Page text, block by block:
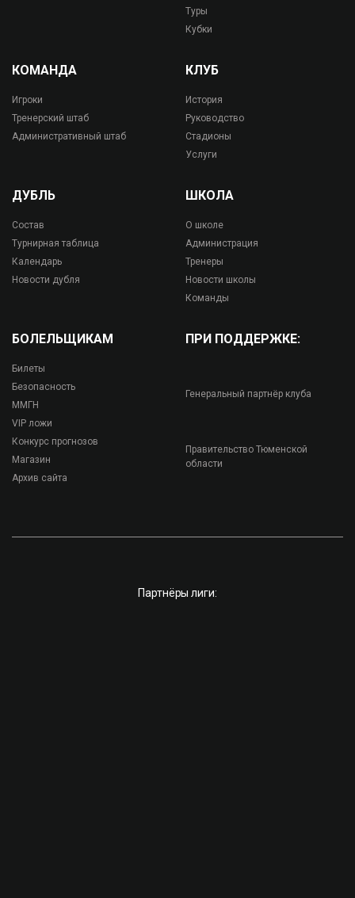
Туры
Кубки
КОМАНДА
Игроки
Тренерский штаб
Административный штаб
КЛУБ
История
Руководство
Стадионы
Услуги
ДУБЛЬ
Состав
Турнирная таблица
Календарь
Новости дубля
ШКОЛА
О школе
Администрация
Тренеры
Новости школы
Команды
БОЛЕЛЬЩИКАМ
Билеты
Безопасность
ММГН
VIP ложи
Конкурс прогнозов
Магазин
Архив сайта
ПРИ ПОДДЕРЖКЕ:
Генеральный партнёр клуба
Правительство Тюменской
области
Партнёры лиги: